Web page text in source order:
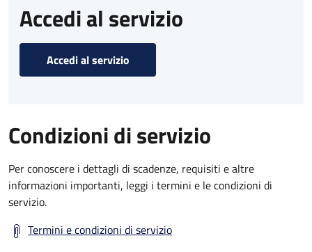
Accedi al servizio
Accedi al servizio
Condizioni di servizio
Per conoscere i dettagli di scadenze, requisiti e altre
informazioni importanti, leggi i termini e le condizioni di
servizio.
Termini e condizioni di servizio